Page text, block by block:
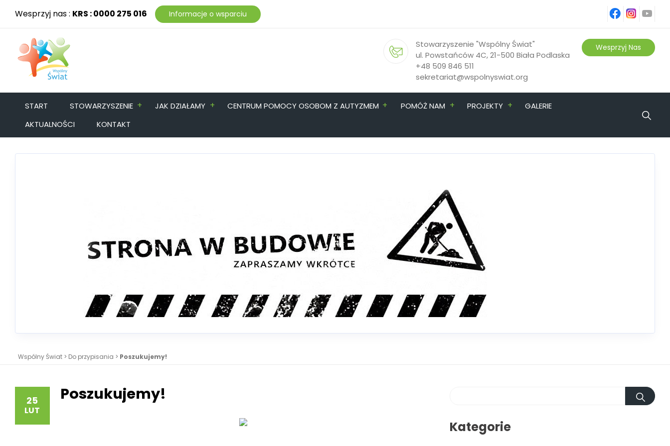
Wesprzyj nas : KRS : 0000 275 016 Informacje o wsparciu
ins
Stowarzyszenie "Wspólny Świat"
ul. Powstańców 4C, 21-500 Biała Podlaska
+48 509 846 511
sekretariat@wspolnyswiat.org
Wesprzyj Nas
START STOWARZYSZENIE + JAK DZIAŁAMY + CENTRUM POMOCY OSOBOM Z AUTYZMEM + POMÓŻ NAM + PROJEKTY +
GALERIE
AKTUALNOŚCI
KONTAKT
Wspólny Świat > Do przypisania > Poszukujemy!
25
LUT
Poszukujemy!
Kategorie